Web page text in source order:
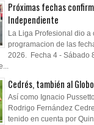
Próximas fechas
Independiente
La Liga Profesional dio a
programacion de las
2026. Fecha 4 - Sábado
Cedrés, también al Globo
Así como Ignacio
Rodrigo Fernández
tenido en cuenta por